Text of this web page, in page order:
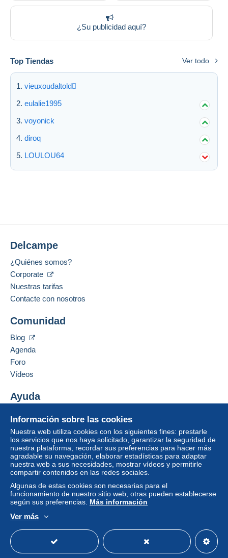
¿Su publicidad aquí?
Top Tiendas Ver todo
vieuxoudaltold
eulalie1995
voyonick
diroq
LOULOU64
Información sobre las cookies
Nuestra web utiliza cookies con los siguientes fines: prestarle
los servicios que nos haya solicitado, garantizar la seguridad de
nuestra plataforma, recordar sus preferencias para hacer más
agradable su navegación, elaborar estadísticas para adaptar
nuestra web a sus necesidades, mostrar vídeos y permitirle
compartir contenidos en las redes sociales.
Algunas de estas cookies son necesarias para el
funcionamiento de nuestro sitio web, otras pueden establecerse
según sus preferencias. Más información
Ver más
Delcampe
¿Quiénes somos?
Corporate
Nuestras tarifas
Contacte con nosotros
Comunidad
Blog
Agenda
Foro
Vídeos
Ayuda
Comprar en Delcampe
Vender en Delcampe
Una página securizada